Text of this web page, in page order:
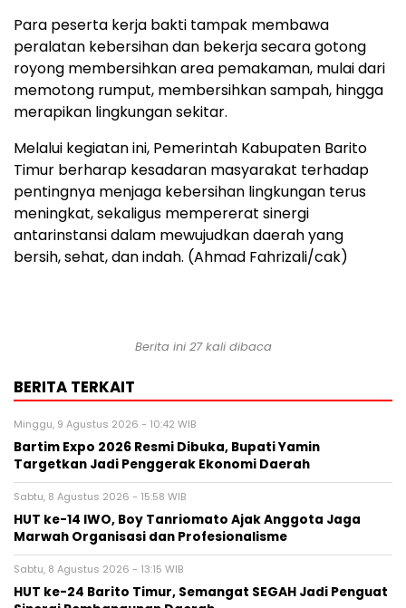
Para peserta kerja bakti tampak membawa
peralatan kebersihan dan bekerja secara gotong
royong membersihkan area pemakaman, mulai dari
memotong rumput, membersihkan sampah, hingga
merapikan lingkungan sekitar.
Melalui kegiatan ini, Pemerintah Kabupaten Barito
Timur berharap kesadaran masyarakat terhadap
pentingnya menjaga kebersihan lingkungan terus
meningkat, sekaligus mempererat sinergi
antarinstansi dalam mewujudkan daerah yang
bersih, sehat, dan indah. (Ahmad Fahrizali/cak)
Berita ini 27 kali dibaca
BERITA TERKAIT
Minggu, 9 Agustus 2026 - 10:42 WIB
Bartim Expo 2026 Resmi Dibuka, Bupati Yamin
Targetkan Jadi Penggerak Ekonomi Daerah
Sabtu, 8 Agustus 2026 - 15:58 WIB
HUT ke-14 IWO, Boy Tanriomato Ajak Anggota Jaga
Marwah Organisasi dan Profesionalisme
Sabtu, 8 Agustus 2026 - 13:15 WIB
HUT ke-24 Barito Timur, Semangat SEGAH Jadi Penguat